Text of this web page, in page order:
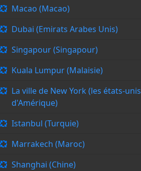
Macao (Macao)
Dubai (Emirats Arabes Unis)
Singapour (Singapour)
Kuala Lumpur (Malaisie)
La ville de New York (les états-unis
d'Amérique)
Istanbul (Turquie)
Marrakech (Maroc)
Shanghai (Chine)